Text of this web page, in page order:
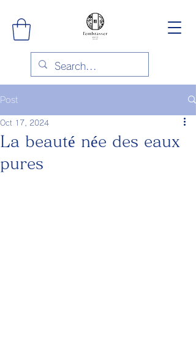
Post
La beauté née des eaux
pures
Oct 17, 2024